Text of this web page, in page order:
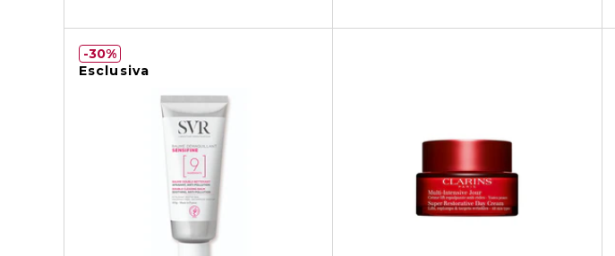
Esclusiva
30%